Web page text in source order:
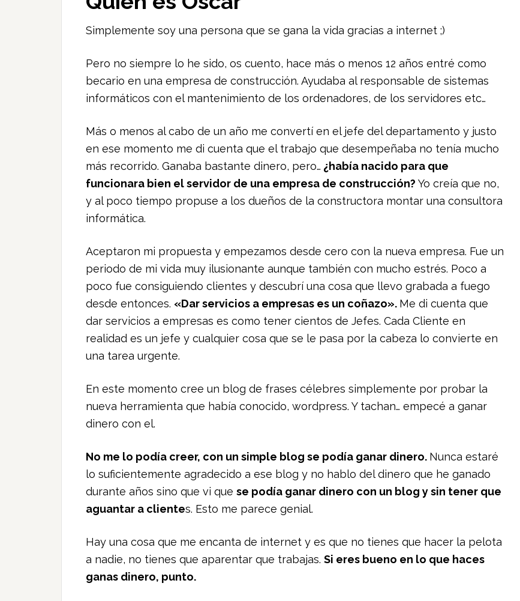
Simplemente soy una persona que se gana la vida gracias a internet ;)
Pero no siempre lo he sido, os cuento, hace más o menos 12 años entré como
becario en una empresa de construcción. Ayudaba al responsable de sistemas
informáticos con el mantenimiento de los ordenadores, de los servidores etc…
Más o menos al cabo de un año me convertí en el jefe del departamento y justo
en ese momento me di cuenta que el trabajo que desempeñaba no tenía mucho
más recorrido. Ganaba bastante dinero, pero… ¿había nacido para que
funcionara bien el servidor de una empresa de construcción? Yo creía que no,
y al poco tiempo propuse a los dueños de la constructora montar una consultora
informática.
Aceptaron mi propuesta y empezamos desde cero con la nueva empresa. Fue un
periodo de mi vida muy ilusionante aunque también con mucho estrés. Poco a
poco fue consiguiendo clientes y descubrí una cosa que llevo grabada a fuego
desde entonces. «Dar servicios a empresas es un coñazo». Me di cuenta que
dar servicios a empresas es como tener cientos de Jefes. Cada Cliente en
realidad es un jefe y cualquier cosa que se le pasa por la cabeza lo convierte en
una tarea urgente.
En este momento cree un blog de frases célebres simplemente por probar la
nueva herramienta que había conocido, wordpress. Y tachan… empecé a ganar
dinero con el.
No me lo podía creer, con un simple blog se podía ganar dinero. Nunca estaré
lo suficientemente agradecido a ese blog y no hablo del dinero que he ganado
durante años sino que vi que se podía ganar dinero con un blog y sin tener que
aguantar a clientes. Esto me parece genial.
Hay una cosa que me encanta de internet y es que no tienes que hacer la pelota
a nadie, no tienes que aparentar que trabajas. Si eres bueno en lo que haces
ganas dinero, punto.